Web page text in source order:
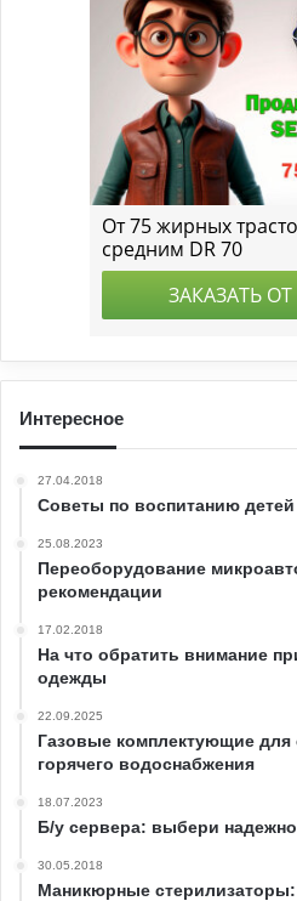
Интересное
27.04.2018
Советы по воспитанию детей
25.08.2023
Переоборудование
рекомендации
17.02.2018
На что обратить внимание
одежды
22.09.2025
Газовые комплектующие для
горячего водоснабжения
18.07.2023
Б/у сервера: выбери
30.05.2018
Маникюрные